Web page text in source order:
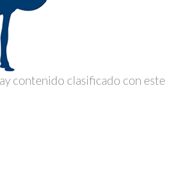
contenido clasificado con este